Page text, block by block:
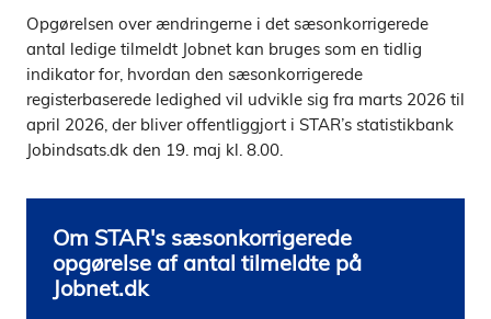
Opgørelsen over ændringerne i det sæsonkorrigerede
antal ledige tilmeldt Jobnet kan bruges som en tidlig
indikator for, hvordan den sæsonkorrigerede
registerbaserede ledighed vil udvikle sig fra marts 2026 til
april 2026, der bliver offentliggjort i STAR’s statistikbank
Jobindsats.dk den 19. maj kl. 8.00.
Om STAR's sæsonkorrigerede
opgørelse af antal tilmeldte på
Jobnet.dk